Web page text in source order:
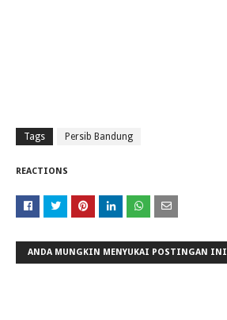
Tags Persib Bandung
REACTIONS
ANDA MUNGKIN MENYUKAI POSTINGAN INI